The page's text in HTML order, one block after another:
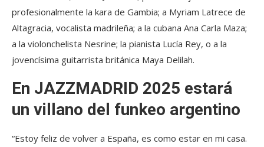
profesionalmente la kara de Gambia; a Myriam Latrece de
Altagracia, vocalista madrileña; a la cubana Ana Carla Maza;
a la violonchelista Nesrine; la pianista Lucía Rey, o a la
jovencísima guitarrista británica Maya Delilah.
En JAZZMADRID 2025 estará
un villano del funkeo argentino
“Estoy feliz de volver a España, es como estar en mi casa.